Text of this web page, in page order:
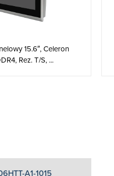
15.6″, Celeron
Rez. T/S, ...
A1-1015